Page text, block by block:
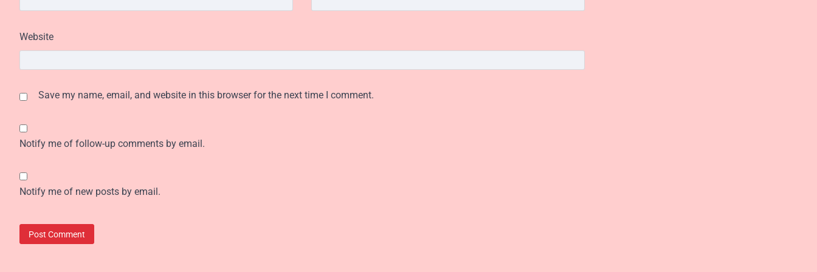
Website
Save my name, email, and website in this browser for the next time I comment.
Notify me of follow-up comments by email.
Notify me of new posts by email.